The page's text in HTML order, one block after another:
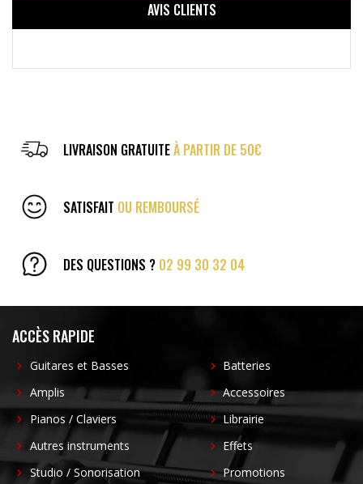
AVIS CLIENTS
LIVRAISON GRATUITEÀ PARTIR DE 50€
SATISFAIT OU REMBOURSÉ
DES QUESTIONS ? 02 99 30 32 04
ACCÈS RAPIDE
Guitares et Basses
Amplis
Pianos / Claviers
Autres instruments
Studio / Sonorisation
Batteries
Accessoires
Librairie
Effets
Promotions